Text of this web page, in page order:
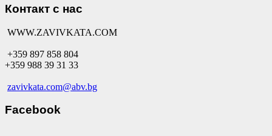
Контакт с нас
WWW.ZAVIVKATA.COM
+359 897 858 804
+359 988 39 31 33
zavivkata.com@abv.bg
Facebook